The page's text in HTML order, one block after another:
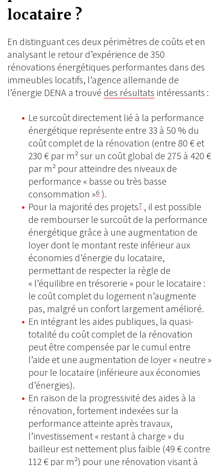
locataire ?
En distinguant ces deux périmètres de coûts et en
analysant le retour d’expérience de 350
rénovations énergétiques performantes dans des
immeubles locatifs, l’agence allemande de
l’énergie DENA a trouvé des résultats intéressants :
Le surcoût directement lié à la performance
énergétique représente entre 33 à 50 % du
coût complet de la rénovation (entre 80 € et
230 € par m² sur un coût global de 275 à 420 €
par m² pour atteindre des niveaux de
performance « basse ou très basse
consommation »6 ).
Pour la majorité des projets7 , il est possible
de rembourser le surcoût de la performance
énergétique grâce à une augmentation de
loyer dont le montant reste inférieur aux
économies d’énergie du locataire,
permettant de respecter la règle de
« l’équilibre en trésorerie » pour le locataire :
le coût complet du logement n’augmente
pas, malgré un confort largement amélioré.
En intégrant les aides publiques, la quasi-
totalité du coût complet de la rénovation
peut être compensée par le cumul entre
l’aide et une augmentation de loyer « neutre »
pour le locataire (inférieure aux économies
d’énergies).
En raison de la progressivité des aides à la
rénovation, fortement indexées sur la
performance atteinte après travaux,
l’investissement « restant à charge » du
bailleur est nettement plus faible (49 € contre
112 € par m²) pour une rénovation visant à